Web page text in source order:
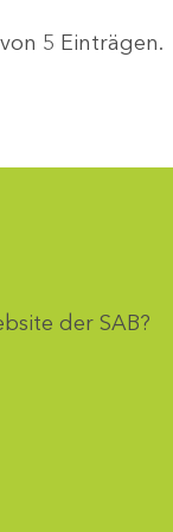
5 Einträgen.
der SAB?